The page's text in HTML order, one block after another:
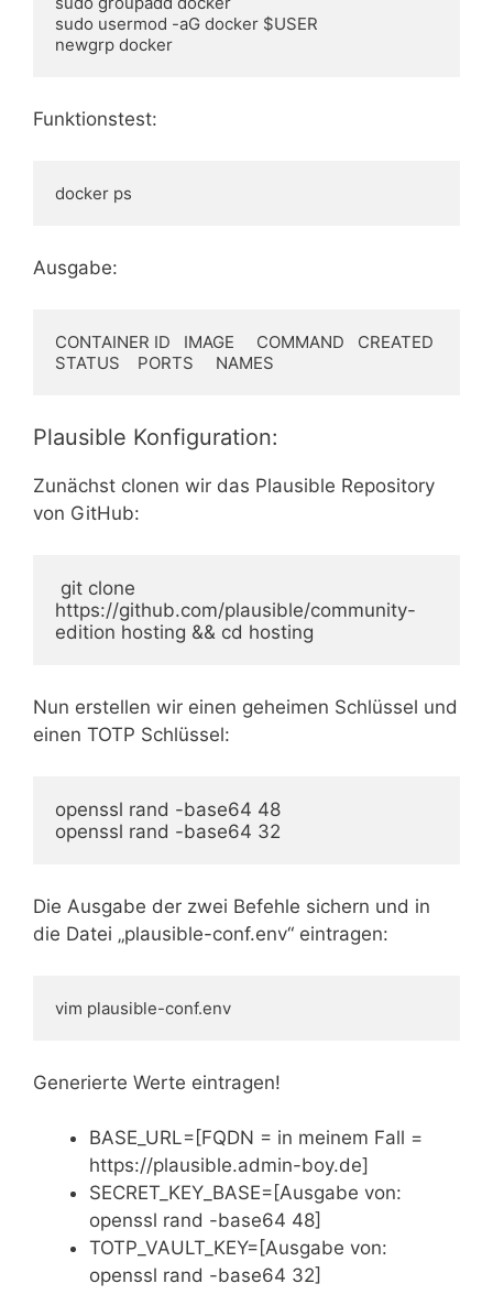
sudo usermod -aG docker $USER
newgrp docker
Funktionstest:
docker ps
Ausgabe:
CONTAINER ID   IMAGE     COMMAND   CREATED
STATUS    PORTS     NAMES
Plausible Konfiguration:
Zunächst clonen wir das Plausible Repository
von GitHub:
https://github.com/plausible/community-
edition hosting && cd hosting
Nun erstellen wir einen geheimen Schlüssel und
einen TOTP Schlüssel:
openssl rand -base64 48
openssl rand -base64 32
Die Ausgabe der zwei Befehle sichern und in
die Datei „plausible-conf.env“ eintragen:
vim plausible-conf.env
Generierte Werte eintragen!
BASE_URL=[FQDN = in meinem Fall =
https://plausible.admin-boy.de]
SECRET_KEY_BASE=[Ausgabe von:
openssl rand -base64 48]
TOTP_VAULT_KEY=[Ausgabe von:
openssl rand -base64 32]